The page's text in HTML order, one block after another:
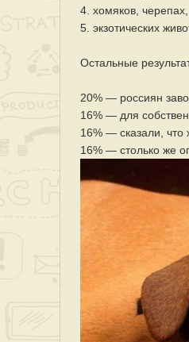
4. хомяков,
5. экзотических
Остальные
20% — россиян
16% — для
16% — сказали, что
16% — столько же